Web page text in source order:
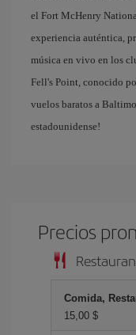
el Fort McHenry
experiencia auténtica,
música en vivo en los
Fell's Point, conocido
vuelos baratos a
estadounidense!
Precios
Comida,
15,00 $